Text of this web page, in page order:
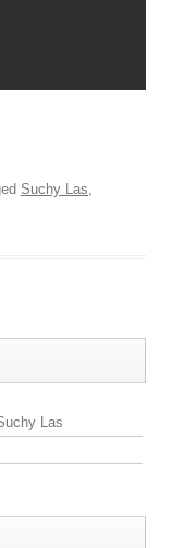
Suchy Las,
Las